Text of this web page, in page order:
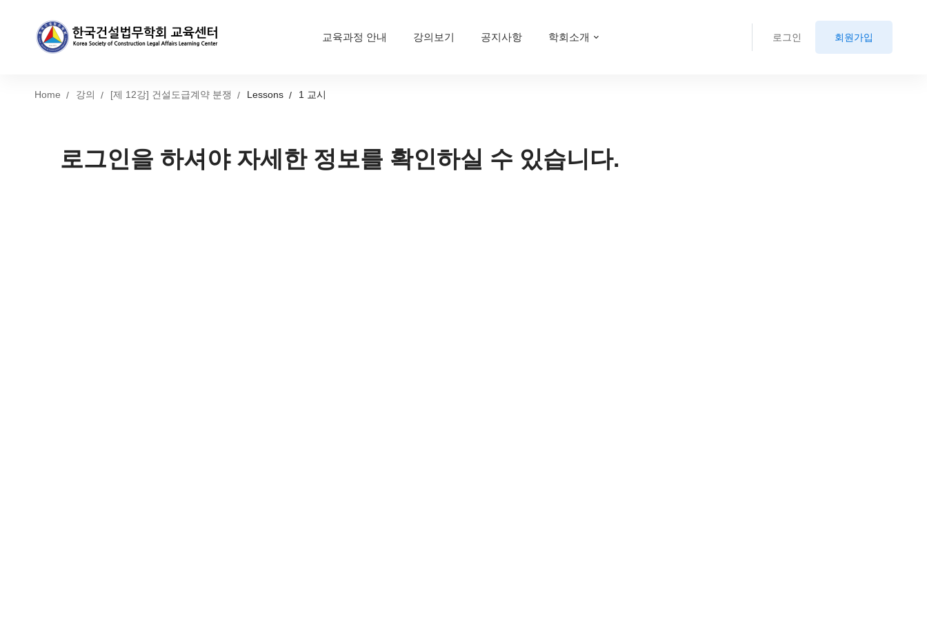
교육과정 안내 강의보기 공지사항 학회소개 로그인 회원가입
Home 강의 [제 12강] 건설도급계약 분쟁 Lessons 1 교시
로그인을 하셔야 자세한 정보를 확인하실 수 있습니다.